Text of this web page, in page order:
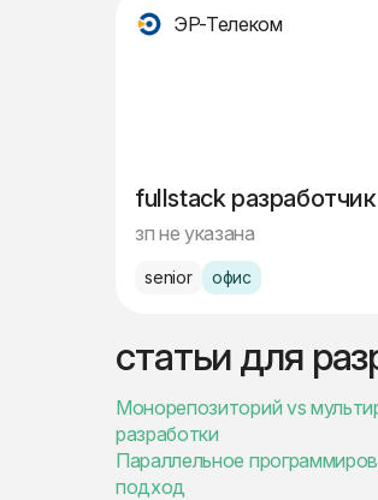
ЭР-Телеком
fullstack разработчик
зп не указана
senior офис
статьи для
Монорепозиторий vs
разработки
Параллельное
подход